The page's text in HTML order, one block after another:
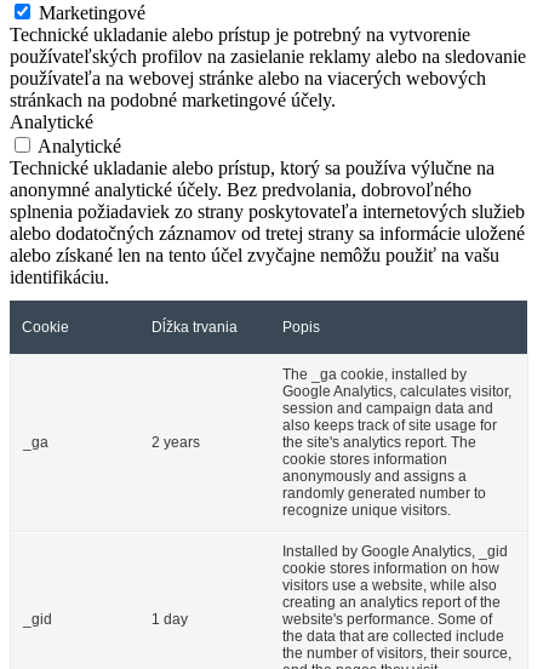
Marketingové
Technické ukladanie alebo prístup je potrebný na vytvorenie
používateľských profilov na zasielanie reklamy alebo na sledovanie
používateľa na webovej stránke alebo na viacerých webových
stránkach na podobné marketingové účely.
Analytické
Analytické
Technické ukladanie alebo prístup, ktorý sa používa výlučne na
anonymné analytické účely. Bez predvolania, dobrovoľného
splnenia požiadaviek zo strany poskytovateľa internetových služieb
alebo dodatočných záznamov od tretej strany sa informácie uložené
alebo získané len na tento účel zvyčajne nemôžu použiť na vašu
identifikáciu.
Cookie Dĺžka trvania Popis
_ga 2 years
The _ga cookie, installed by
Google Analytics, calculates visitor,
session and campaign data and
also keeps track of site usage for
the site's analytics report. The
cookie stores information
anonymously and assigns a
randomly generated number to
recognize unique visitors.
_gid 1 day
Installed by Google Analytics, _gid
cookie stores information on how
visitors use a website, while also
creating an analytics report of the
website's performance. Some of
the data that are collected include
the number of visitors, their source,